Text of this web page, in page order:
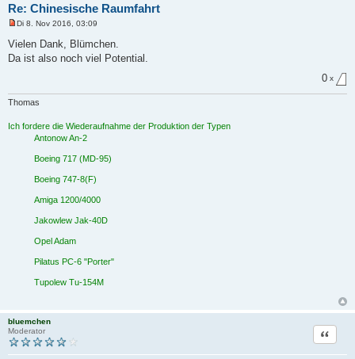
Re: Chinesische Raumfahrt
n
g
e
e
n
r
Di 8. Nov 2016, 03:09
Vielen Dank, Blümchen.
Da ist also noch viel Potential.
0 x
Thomas
Ich fordere die Wiederaufnahme der Produktion der Typen
Antonow An-2
Boeing 717 (MD-95)
Boeing 747-8(F)
Amiga 1200/4000
Jakowlew Jak-40D
Opel Adam
Pilatus PC-6 "Porter"
Tupolew Tu-154M
bluemchen
Moderator
Zitat